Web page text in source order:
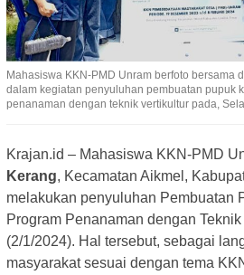
Mahasiswa KKN-PMD Unram berfoto bersama
dalam kegiatan penyuluhan pembuatan pupuk
penanaman dengan teknik vertikultur pada,
Krajan.id – Mahasiswa KKN-PMD
Kerang, Kecamatan Aikmel,
melakukan penyuluhan Pembuatan
Program Penanaman dengan
(2/1/2024). Hal tersebut, sebagai
masyarakat sesuai dengan tema